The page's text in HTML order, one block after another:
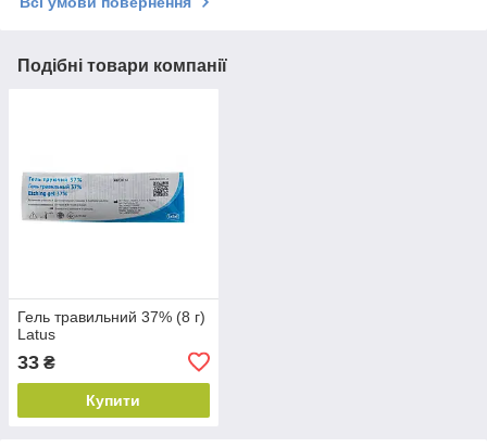
Подібні товари компанії
Гель травильний 37% (8 г)
Latus
33 ₴
Купити